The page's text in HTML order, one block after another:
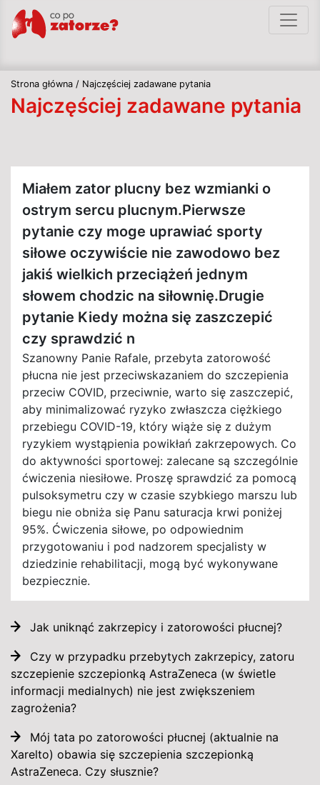
Strona główna / Najczęściej zadawane pytania
Najczęściej zadawane pytania
Miałem zator plucny bez wzmianki o
ostrym sercu plucnym.Pierwsze
pytanie czy moge uprawiać sporty
siłowe oczywiście nie zawodowo bez
jakiś wielkich przeciążeń jednym
słowem chodzic na siłownię.Drugie
pytanie Kiedy można się zaszczepić
czy sprawdzić n
Szanowny Panie Rafale, przebyta zatorowość
płucna nie jest przeciwskazaniem do szczepienia
przeciw COVID, przeciwnie, warto się zaszczepić,
aby minimalizować ryzyko zwłaszcza ciężkiego
przebiegu COVID-19, który wiąże się z dużym
ryzykiem wystąpienia powikłań zakrzepowych. Co
do aktywności sportowej: zalecane są szczególnie
ćwiczenia niesiłowe. Proszę sprawdzić za pomocą
pulsoksymetru czy w czasie szybkiego marszu lub
biegu nie obniża się Panu saturacja krwi poniżej
95%. Ćwiczenia siłowe, po odpowiednim
przygotowaniu i pod nadzorem specjalisty w
dziedzinie rehabilitacji, mogą być wykonywane
bezpiecznie.
Jak uniknąć zakrzepicy i zatorowości płucnej?
Czy w przypadku przebytych zakrzepicy, zatoru
szczepienie szczepionką AstraZeneca (w świetle
informacji medialnych) nie jest zwiększeniem
zagrożenia?
Mój tata po zatorowości płucnej (aktualnie na
Xarelto) obawia się szczepienia szczepionką
AstraZeneca. Czy słusznie?